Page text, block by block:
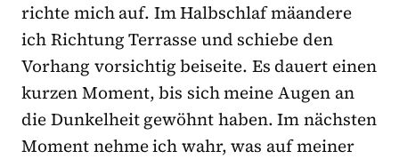
richte mich auf. Im Halbschlaf mäandere
ich Richtung Terrasse und schiebe den
Vorhang vorsichtig beiseite. Es dauert einen
kurzen Moment, bis sich meine Augen an
die Dunkelheit gewöhnt haben. Im nächsten
Moment nehme ich wahr, was auf meiner